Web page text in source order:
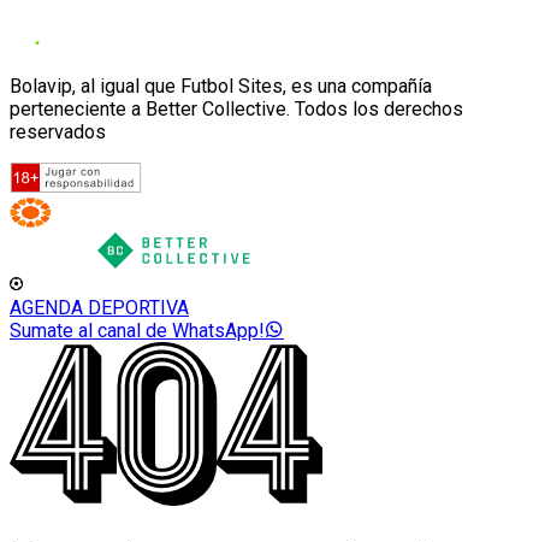
Bolavip, al igual que Futbol Sites, es una compañía
perteneciente a Better Collective. Todos los derechos
reservados
AGENDA DEPORTIVA
Sumate al canal de WhatsApp!